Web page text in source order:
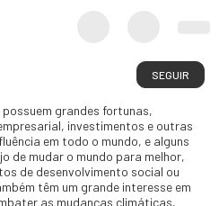
SEGUIR
grandes fortunas,
investimentos e outras
em todo o mundo, e alguns
de mudar o mundo para melhor,
de desenvolvimento social ou
têm um grande interesse em
as mudanças climáticas,